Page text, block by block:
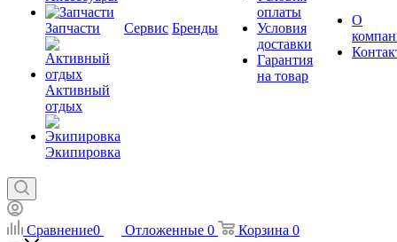
Запчасти
Активный
отдых
Экипировка
Сервис Бренды
оплаты
Условия
доставки
Гарантия
на товар
О
Сравнение0 Отложенные 0 Корзина 0